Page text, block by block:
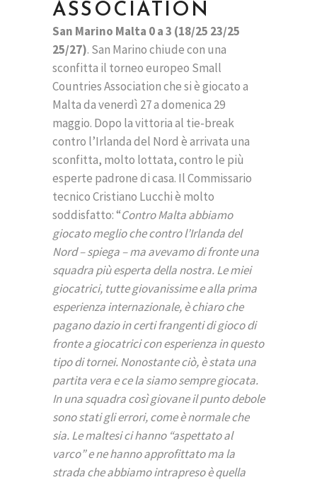
ASSOCIATION
San Marino Malta 0 a 3 (18/25 23/25
25/27). San Marino chiude con una
sconfitta il torneo europeo Small
Countries Association che si è giocato a
Malta da venerdì 27 a domenica 29
maggio. Dopo la vittoria al tie-break
contro l’Irlanda del Nord è arrivata una
sconfitta, molto lottata, contro le più
esperte padrone di casa. Il Commissario
tecnico Cristiano Lucchi è molto
soddisfatto: “Contro Malta abbiamo
giocato meglio che contro l’Irlanda del
Nord – spiega – ma avevamo di fronte una
squadra più esperta della nostra. Le miei
giocatrici, tutte giovanissime e alla prima
esperienza internazionale, è chiaro che
pagano dazio in certi frangenti di gioco di
fronte a giocatrici con esperienza in questo
tipo di tornei. Nonostante ciò, è stata una
partita vera e ce la siamo sempre giocata.
In una squadra così giovane il punto debole
sono stati gli errori, come è normale che
sia. Le maltesi ci hanno “aspettato al
varco” e ne hanno approfittato ma la
strada che abbiamo intrapreso è quella